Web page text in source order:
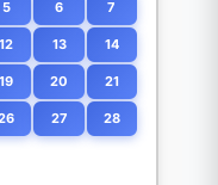
5 6 7
12 13 14
19 20 21
27 28